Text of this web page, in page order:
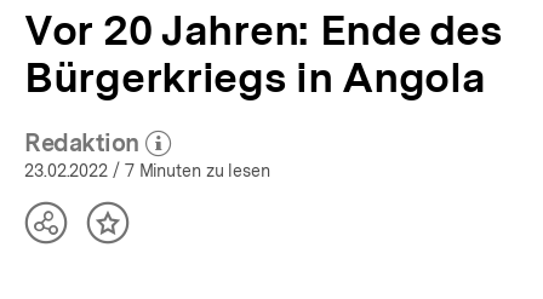
des
Bürgerkriegs
Angola
Hintergrund
aktuell
bpb.de
Vor 20 Jahren: Ende des
Bürgerkriegs in Angola
Redaktion
(Mehr zum Autor)
öffnen
23.02.2022 / 7 Minuten zu lesen
TeilenInhalt